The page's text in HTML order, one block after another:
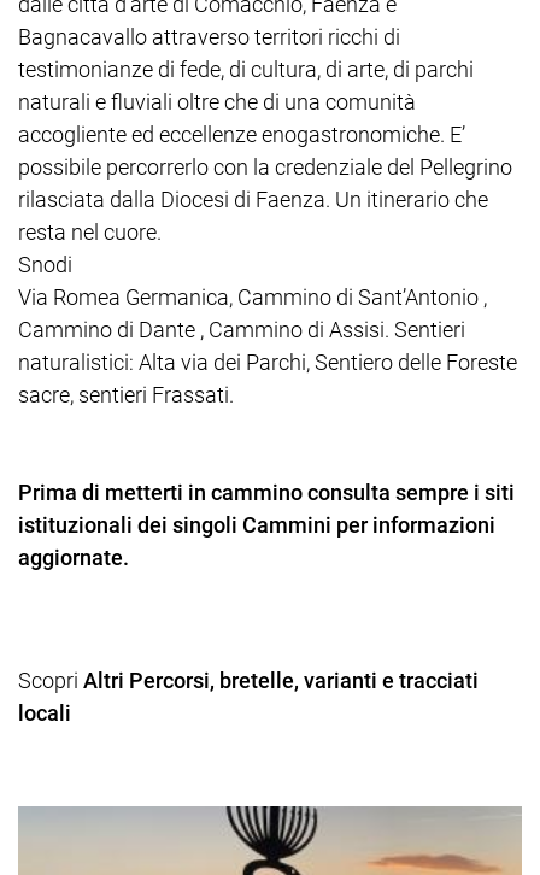
Bagnacavallo attraverso territori ricchi di
testimonianze di fede, di cultura, di arte, di parchi
naturali e fluviali oltre che di una comunità
accogliente ed eccellenze enogastronomiche. E’
possibile percorrerlo con la credenziale del Pellegrino
rilasciata dalla Diocesi di Faenza. Un itinerario che
resta nel cuore.
Snodi
Via Romea Germanica, Cammino di Sant’Antonio ,
Cammino di Dante , Cammino di Assisi. Sentieri
naturalistici: Alta via dei Parchi, Sentiero delle Foreste
sacre, sentieri Frassati.
Prima di metterti in cammino consulta sempre i siti
istituzionali dei singoli Cammini per informazioni
aggiornate.
Scopri Altri Percorsi, bretelle, varianti e tracciati
locali